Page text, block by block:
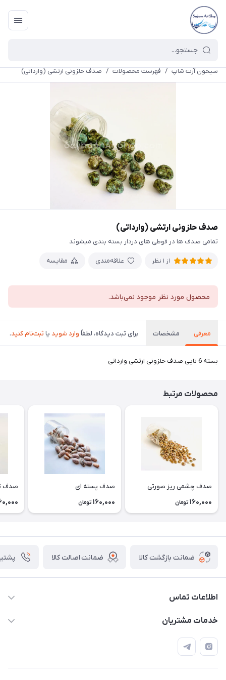
سیحون آرت شاپ / فهرست محصولات / صدف حلزونی ارتشی (وارداتی)
صدف حلزونی ارتشی (وارداتی)
تمامی صدف ها در قوطی های دردار بسته بندی میشوند
از 1 نظر علاقه‌مندی مقایسه
محصول مورد نظر موجود نمی‌باشد.
معرفی مشخصات برای ثبت دیدگاه، لطفاً وارد شوید یا ثبت‌نام کنید.
بسته 6 تایی صدف حلزونی ارتشی وارداتی
محصولات مرتبط
صدف چشمی ریز صورتی
160,000 تومان
صدف پسته ای
160,000 تومان
صدف
ضمانت بازگشت کالا ضمانت اصالت کالا
اطلاعات تماس
خدمات مشتریان
📝 قوانین و مقررات
📖 راهنما